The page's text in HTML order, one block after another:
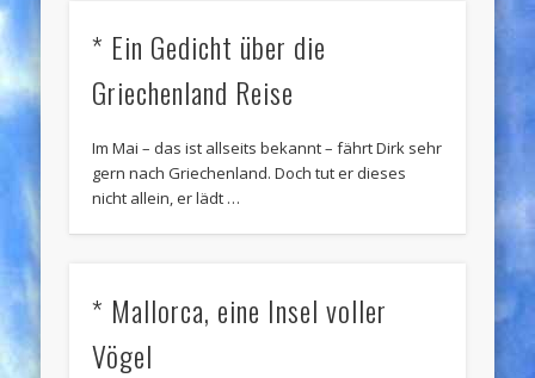
* Ein Gedicht über die
Griechenland Reise
Im Mai – das ist allseits bekannt – fährt Dirk sehr
gern nach Griechenland. Doch tut er dieses
nicht allein, er lädt …
* Mallorca, eine Insel voller
Vögel